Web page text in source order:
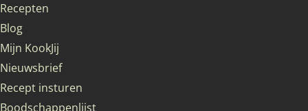
Recepten
Blog
Mijn KookJij
Nieuwsbrief
Recept insturen
Boodschappenlijst